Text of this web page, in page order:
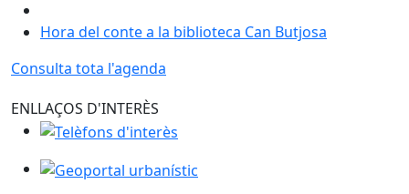
Hora del conte a la biblioteca Can Butjosa
Consulta tota l'agenda
ENLLAÇOS D'INTERÈS
Telèfons d'interès
Geoportal urbanístic